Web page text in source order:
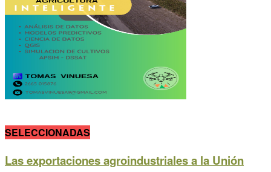
SELECCIONADAS
Las exportaciones agroindustriales a la Unión